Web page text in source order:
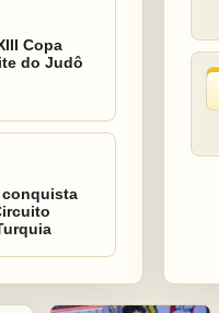
Copa
do Judô
conquista